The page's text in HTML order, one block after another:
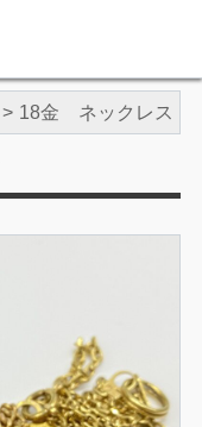
18金 ネックレス